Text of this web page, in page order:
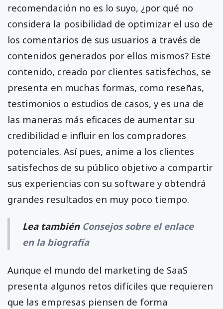
recomendación no es lo suyo, ¿por qué no
considera la posibilidad de optimizar el uso de
los comentarios de sus usuarios a través de
contenidos generados por ellos mismos? Este
contenido, creado por clientes satisfechos, se
presenta en muchas formas, como reseñas,
testimonios o estudios de casos, y es una de
las maneras más eficaces de aumentar su
credibilidad e influir en los compradores
potenciales. Así pues, anime a los clientes
satisfechos de su público objetivo a compartir
sus experiencias con su software y obtendrá
grandes resultados en muy poco tiempo.
Lea también Consejos sobre el enlace
en la biografía
Aunque el mundo del marketing de SaaS
presenta algunos retos difíciles que requieren
que las empresas piensen de forma